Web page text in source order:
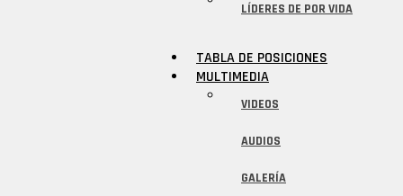
LÍDERES DE POR VIDA
TABLA DE POSICIONES
MULTIMEDIA
VIDEOS
AUDIOS
GALERÍA